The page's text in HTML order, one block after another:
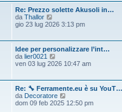
o
s
g
o
l
t
i
o
m
s
a
g
g
i
o
Re: Prezzo solette Akusoli in…
da Thallor
e
l
t
i
o
m
e
s
gio 23 lug 2026 3:13 pm
Idee per personalizzare l’int…
da lier0021
e
l
t
i
ven 03 lug 2026 10:47 am
Re: 🔧 Ferramente.eu è su YouT…
da Decoratore
e
dom 09 feb 2025 12:50 pm